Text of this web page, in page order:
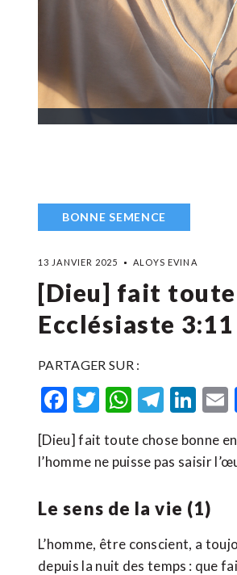
BONNE SEMENCE
13 JANVIER 2025 ALOYS EVINA
[Dieu] fait toute
Ecclésiaste 3:11
PARTAGER SUR :
Facebook
Twitter
[Dieu] fait toute chose bonne
l’homme ne puisse pas saisir
Le sens de la vie (1)
L’homme, être conscient, a
depuis la nuit des temps : que